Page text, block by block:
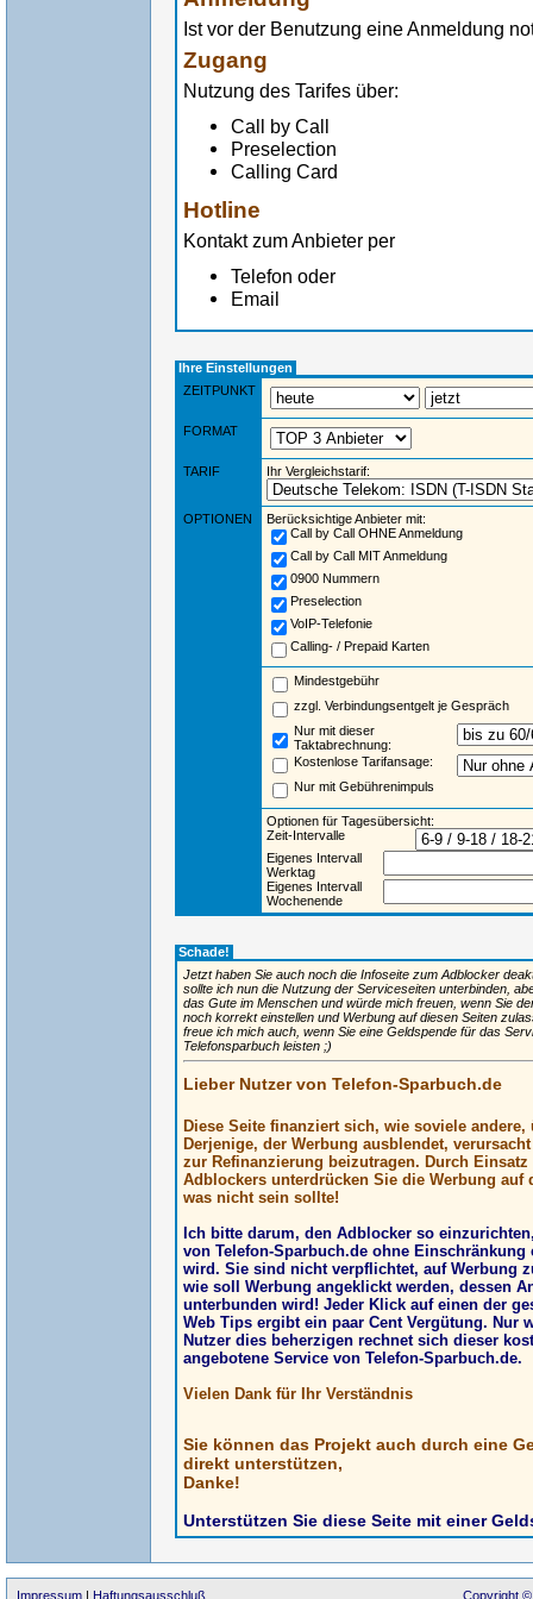
Ist vor der Benutzung eine Anmeldung
Zugang
Nutzung des Tarifes über:
Call by Call
Preselection
Calling Card
Hotline
Kontakt zum Anbieter per
Telefon oder
Email
Ihre Einstellungen
ZEITPUNKT
FORMAT
TARIF Ihr Vergleichstarif:
OPTIONEN
Berücksichtige Anbieter mit:
Call by Call OHNE Anmeldung
Call by Call MIT Anmeldung
0900 Nummern
Preselection
VoIP-Telefonie
Calling- / Prepaid Karten
Mindestgebühr
zzgl. Verbindungsentgelt je Gespräch
Nur mit dieser
Taktabrechnung:
Kostenlose Tarifansage:
Nur mit Gebührenimpuls
Optionen für Tagesübersicht:
Zeit-Intervalle
Eigenes Intervall
Werktag
Eigenes Intervall
Wochenende
Schade!
Jetzt haben Sie auch noch die Infoseite zum Adblocker
sollte ich nun die Nutzung der Serviceseiten unterbinden,
das Gute im Menschen und würde mich freuen, wenn Sie
noch korrekt einstellen und Werbung auf diesen Seiten
freue ich mich auch, wenn Sie eine Geldspende für das
Telefonsparbuch leisten ;)
Lieber Nutzer von Telefon-Sparbuch.de
Diese Seite finanziert sich, wie soviele andere,
Derjenige, der Werbung ausblendet,
zur Refinanzierung beizutragen. Durch Einsatz
Adblockers unterdrücken Sie die Werbung auf
was nicht sein sollte!
Ich bitte darum, den Adblocker so
von Telefon-Sparbuch.de ohne Einschränkung
wird. Sie sind nicht verpflichtet, auf Werbung
wie soll Werbung angeklickt werden, dessen
unterbunden wird! Jeder Klick auf einen der
Web Tips ergibt ein paar Cent Vergütung. Nur
Nutzer dies beherzigen rechnet sich dieser
angebotene Service von Telefon-Sparbuch.de.
Vielen Dank für Ihr Verständnis
Sie können das Projekt auch durch eine
direkt unterstützen,
Danke!
Unterstützen Sie diese Seite mit einer
Impressum | Haftungsausschluß Copyright ©